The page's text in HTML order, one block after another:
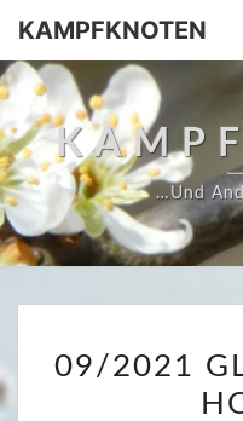
Skip
content
KAMPFKNOTEN
…und
09/2021